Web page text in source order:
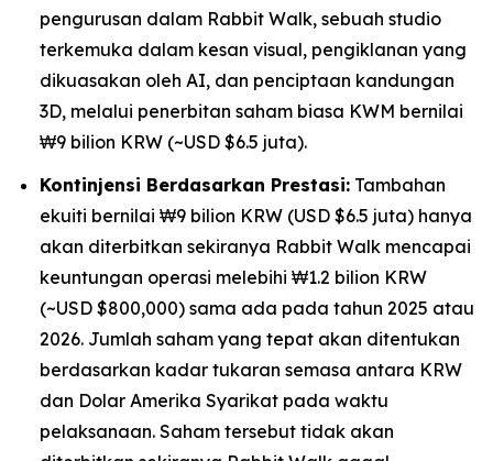
pengurusan dalam Rabbit Walk, sebuah studio
terkemuka dalam kesan visual, pengiklanan yang
dikuasakan oleh AI, dan penciptaan kandungan
3D, melalui penerbitan saham biasa KWM bernilai
₩9 bilion KRW (~USD $6.5 juta).
Kontinjensi Berdasarkan Prestasi: Tambahan
ekuiti bernilai ₩9 bilion KRW (USD $6.5 juta) hanya
akan diterbitkan sekiranya Rabbit Walk mencapai
keuntungan operasi melebihi ₩1.2 bilion KRW
(~USD $800,000) sama ada pada tahun 2025 atau
2026. Jumlah saham yang tepat akan ditentukan
berdasarkan kadar tukaran semasa antara KRW
dan Dolar Amerika Syarikat pada waktu
pelaksanaan. Saham tersebut tidak akan